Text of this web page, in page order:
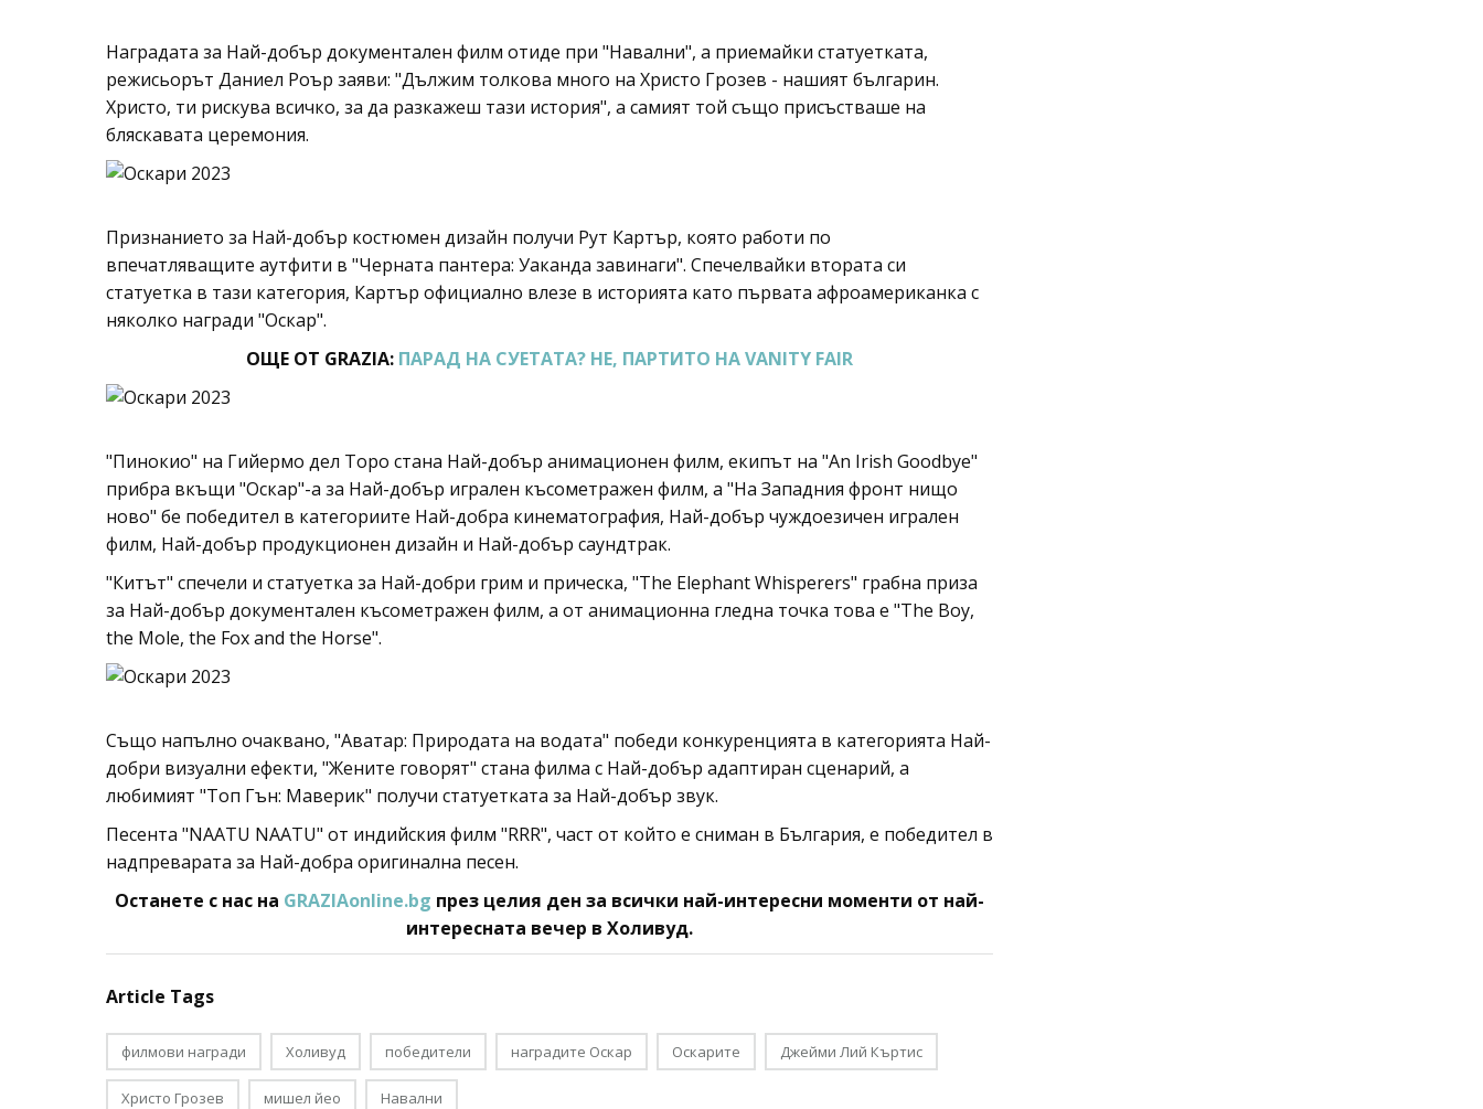
Наградата за Най-добър документален филм отиде при "Навални", а приемайки статуетката,
режисьорът Даниел Роър заяви: "Дължим толкова много на Христо Грозев - нашият българин.
Христо, ти рискува всичко, за да разкажеш тази история", а самият той също присъстваше на
бляскавата церемония.
Признанието за Най-добър костюмен дизайн получи Рут Картър, която работи по
впечатляващите аутфити в "Черната пантера: Уаканда завинаги". Спечелвайки втората си
статуетка в тази категория, Картър официално влезе в историята като първата афроамериканка с
няколко награди "Оскар".
ОЩЕ ОТ GRAZIA: ПАРАД НА СУЕТАТА? НЕ, ПАРТИТО НА VANITY FAIR
"Пинокио" на Гийермо дел Торо стана Най-добър анимационен филм, екипът на "An Irish Goodbye"
прибра вкъщи "Оскар"-а за Най-добър игрален късометражен филм, а "На Западния фронт нищо
ново" бе победител в категориите Най-добра кинематография, Най-добър чуждоезичен игрален
филм, Най-добър продукционен дизайн и Най-добър саундтрак.
"Китът" спечели и статуетка за Най-добри грим и прическа, "The Elephant Whisperers" грабна приза
за Най-добър документален късометражен филм, а от анимационна гледна точка това е "The Boy,
the Mole, the Fox and the Horse".
Също напълно очаквано, "Аватар: Природата на водата" победи конкуренцията в категорията Най-
добри визуални ефекти, "Жените говорят" стана филма с Най-добър адаптиран сценарий, а
любимият "Топ Гън: Маверик" получи статуетката за Най-добър звук.
Песента "NAATU NAATU" от индийския филм "RRR", част от който е сниман в България, е победител в
надпреварата за Най-добра оригинална песен.
Останете с нас на GRAZIAonline.bg през целия ден за всички най-интересни моменти от най-
интересната вечер в Холивуд.
Article Tags
филмови награди Холивуд победители наградите Оскар Оскарите Джейми Лий Къртис
Христо Грозев мишел йео Навални